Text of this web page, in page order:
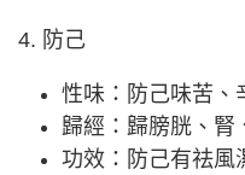
4. 防己
性味：防己味苦、
歸經：歸膀胱、腎
功效：防己有祛風